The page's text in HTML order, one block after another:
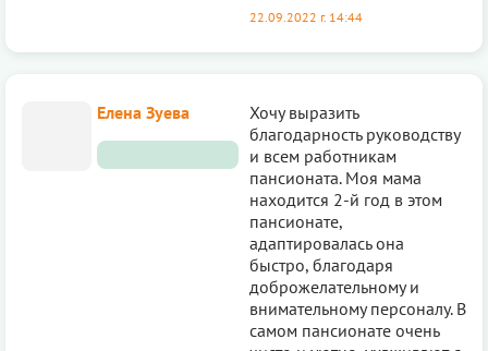
22.09.2022 г. 14:44
Елена Зуева
Хочу выразить
благодарность руководству
и всем работникам
пансионата. Моя мама
находится 2-й год в этом
пансионате,
адаптировалась она
быстро, благодаря
доброжелательному и
внимательному персоналу. В
самом пансионате очень